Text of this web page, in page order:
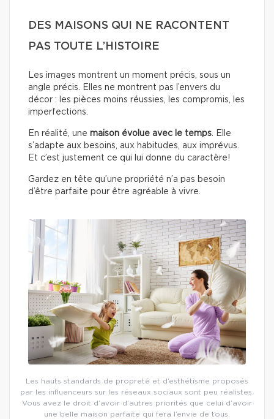
DES MAISONS QUI NE RACONTENT
PAS TOUTE L’HISTOIRE
Les images montrent un moment précis, sous un
angle précis. Elles ne montrent pas l’envers du
décor : les pièces moins réussies, les compromis, les
imperfections.
En réalité, une maison évolue avec le temps . Elle
s’adapte aux besoins, aux habitudes, aux imprévus.
Et c’est justement ce qui lui donne du caractère!
Gardez en tête qu’une propriété n’a pas besoin
d’être parfaite pour être agréable à vivre.
Les hauts standards de propreté et d’esthétisme proposés
par les influenceurs sur les réseaux sociaux sont peu réalistes.
Vous avez le droit d’avoir d’autres priorités que celui d’avoir
une belle maison parfaite qui fera l’envie de tous.